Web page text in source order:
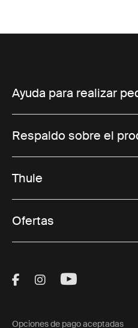
Ayuda para realizar
Respaldo sobre el
Thule
Ofertas
Visit Thule on
Visit Thule on
Visit Thule
Opciones de pago aceptadas